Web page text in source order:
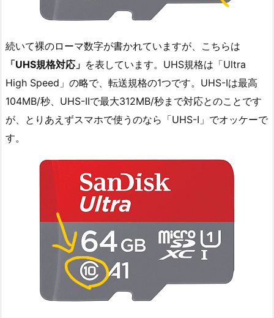
続いて裸のローマ数字が書かれていますが、こちらは
「UHS規格対応」 を表しています。UHS規格は「Ultra
High Speed」の略で、転送規格の1つです。UHS-Iは最高
104MB/秒、UHS-IIで最大312MB/秒まで対応とのことです
が、とりあえずスマホで使うのなら「UHS-I」でオッケーで
す。